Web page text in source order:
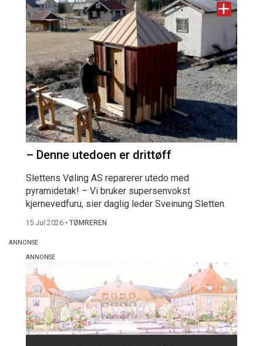
– Denne utedoen er drittøff
Slettens Vøling AS reparerer utedo med
pyramidetak! – Vi bruker supersenvokst
kjernevedfuru, sier daglig leder Sveinung Sletten.
15 Jul 2026 • TØMREREN